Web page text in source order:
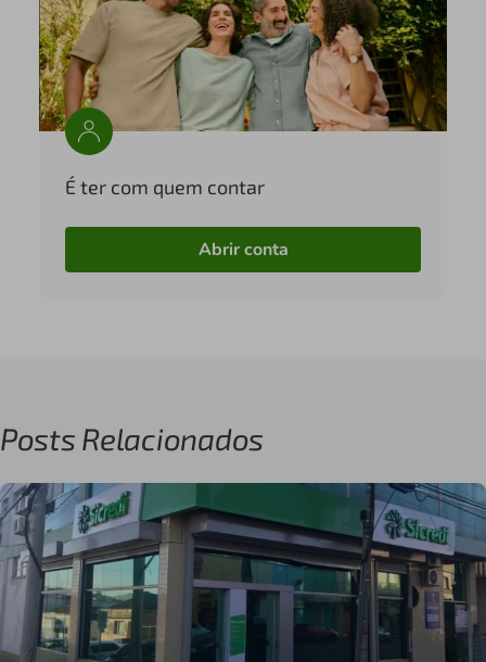
É ter com quem contar
Abrir conta
Posts Relacionados